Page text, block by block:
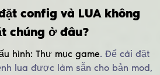
config và LUA không
chúng ở đâu?
hình: Thư mục game. Để cài đặt
lua được làm sẵn cho bản mod,